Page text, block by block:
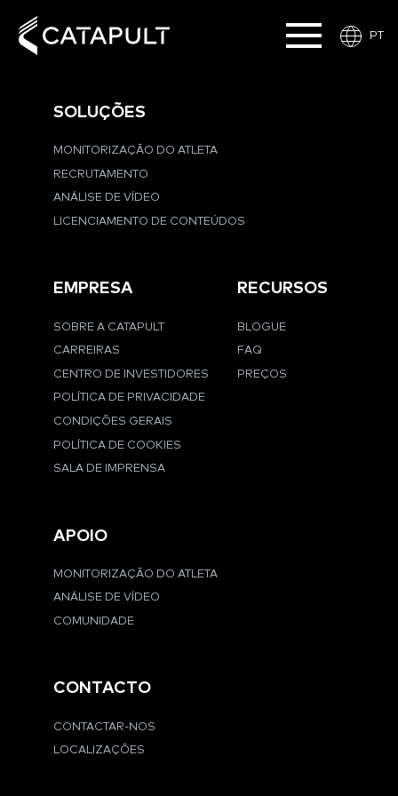
PT
SOLUÇÕES
MONITORIZAÇÃO DO ATLETA
RECRUTAMENTO
ANÁLISE DE VÍDEO
LICENCIAMENTO DE CONTEÚDOS
EMPRESA
SOBRE A CATAPULT
CARREIRAS
CENTRO DE INVESTIDORES
POLÍTICA DE PRIVACIDADE
CONDIÇÕES GERAIS
POLÍTICA DE COOKIES
SALA DE IMPRENSA
RECURSOS
BLOGUE
FAQ
PREÇOS
APOIO
MONITORIZAÇÃO DO ATLETA
ANÁLISE DE VÍDEO
COMUNIDADE
CONTACTO
CONTACTAR-NOS
LOCALIZAÇÕES